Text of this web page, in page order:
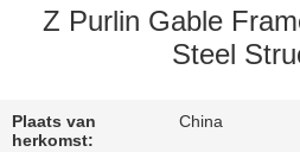
Z Purlin Gable
Steel
Plaats van
herkomst:
China